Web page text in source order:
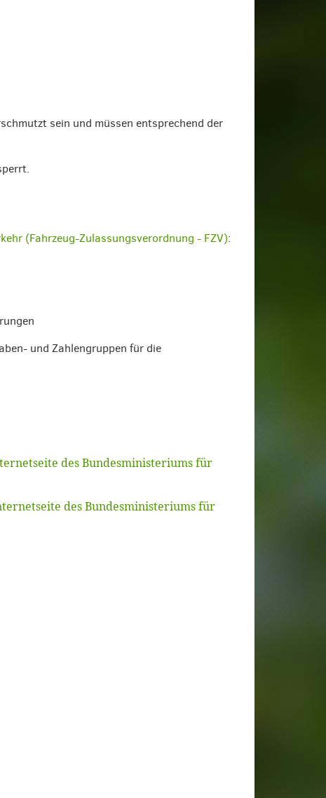
sein und müssen entsprechend der
(Fahrzeug-Zulassungsverordnung - FZV):
und Zahlengruppen für die
des Bundesministeriums für
des Bundesministeriums für